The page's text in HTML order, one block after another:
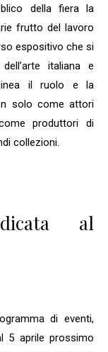
della fiera la
frutto del lavoro
espositivo che si
italiana e
il ruolo e la
solo come attori
produttori di
collezioni.
al
di eventi,
5 aprile prossimo